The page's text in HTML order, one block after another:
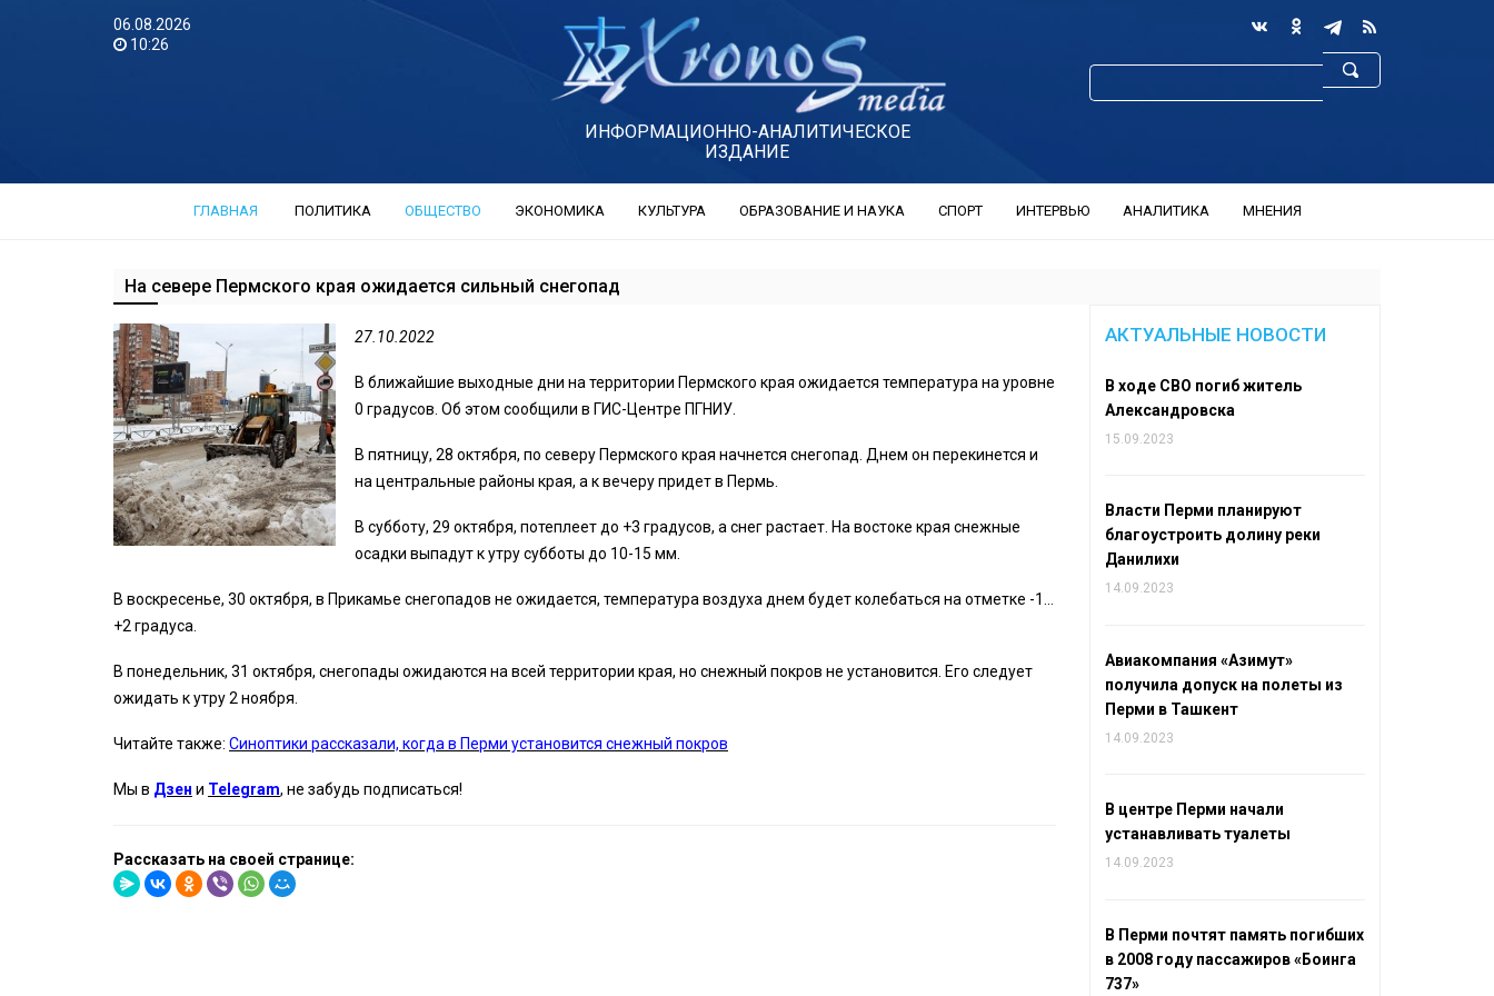
06.08.2026
10:26
ИНФОРМАЦИОННО-АНАЛИТИЧЕСКОЕ
ИЗДАНИЕ
ГЛАВНАЯ ПОЛИТИКА ОБЩЕСТВО ЭКОНОМИКА КУЛЬТУРА ОБРАЗОВАНИЕ И НАУКА СПОРТ ИНТЕРВЬЮ АНАЛИТИКА МНЕНИЯ
На севере Пермского края ожидается сильный снегопад
27.10.2022
В ближайшие выходные дни на территории Пермского края ожидается температура на уровне
0 градусов. Об этом сообщили в ГИС-Центре ПГНИУ.
В пятницу, 28 октября, по северу Пермского края начнется снегопад. Днем он перекинется и
на центральные районы края, а к вечеру придет в Пермь.
В субботу, 29 октября, потеплеет до +3 градусов, а снег растает. На востоке края снежные
осадки выпадут к утру субботы до 10-15 мм.
В воскресенье, 30 октября, в Прикамье снегопадов не ожидается, температура воздуха днем будет колебаться на отметке -1…
+2 градуса.
В понедельник, 31 октября, снегопады ожидаются на всей территории края, но снежный покров не установится. Его следует
ожидать к утру 2 ноября.
Читайте также: Синоптики рассказали, когда в Перми установится снежный покров
Мы в Дзен и Telegram, не забудь подписаться!
Рассказать на своей странице:
АКТУАЛЬНЫЕ НОВОСТИ
В ходе СВО погиб житель
Александровска
15.09.2023
Власти Перми планируют
благоустроить долину реки
Данилихи
14.09.2023
Авиакомпания «Азимут»
получила допуск на полеты из
Перми в Ташкент
14.09.2023
В центре Перми начали
устанавливать туалеты
14.09.2023
В Перми почтят память погибших
в 2008 году пассажиров «Боинга
737»